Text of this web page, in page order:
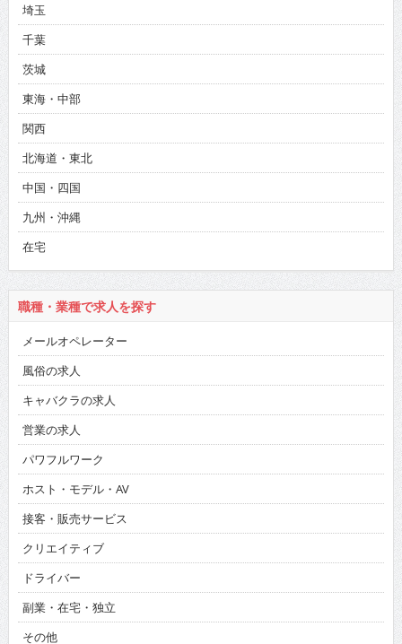
埼玉
千葉
茨城
東海・中部
関西
北海道・東北
中国・四国
九州・沖縄
在宅
職種・業種で求人を探す
メールオペレーター
風俗の求人
キャバクラの求人
営業の求人
パワフルワーク
ホスト・モデル・AV
接客・販売サービス
クリエイティブ
ドライバー
副業・在宅・独立
その他